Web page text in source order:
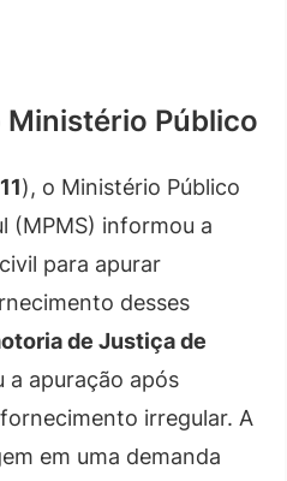
Público
11), o Ministério Público
(MPMS) informou a
para apurar
desses
de Justiça de
a apuração após
irregular. A
em uma demanda